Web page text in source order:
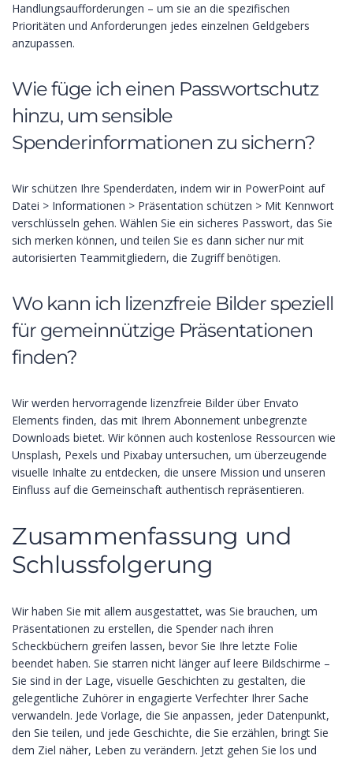
Handlungsaufforderungen – um sie an die spezifischen
Prioritäten und Anforderungen jedes einzelnen Geldgebers
anzupassen.
Wie füge ich einen Passwortschutz
hinzu, um sensible
Spenderinformationen zu sichern?
Wir schützen Ihre Spenderdaten, indem wir in PowerPoint auf
Datei > Informationen > Präsentation schützen > Mit Kennwort
verschlüsseln gehen. Wählen Sie ein sicheres Passwort, das Sie
sich merken können, und teilen Sie es dann sicher nur mit
autorisierten Teammitgliedern, die Zugriff benötigen.
Wo kann ich lizenzfreie Bilder speziell
für gemeinnützige Präsentationen
finden?
Wir werden hervorragende lizenzfreie Bilder über Envato
Elements finden, das mit Ihrem Abonnement unbegrenzte
Downloads bietet. Wir können auch kostenlose Ressourcen wie
Unsplash, Pexels und Pixabay untersuchen, um überzeugende
visuelle Inhalte zu entdecken, die unsere Mission und unseren
Einfluss auf die Gemeinschaft authentisch repräsentieren.
Zusammenfassung und
Schlussfolgerung
Wir haben Sie mit allem ausgestattet, was Sie brauchen, um
Präsentationen zu erstellen, die Spender nach ihren
Scheckbüchern greifen lassen, bevor Sie Ihre letzte Folie
beendet haben. Sie starren nicht länger auf leere Bildschirme –
Sie sind in der Lage, visuelle Geschichten zu gestalten, die
gelegentliche Zuhörer in engagierte Verfechter Ihrer Sache
verwandeln. Jede Vorlage, die Sie anpassen, jeder Datenpunkt,
den Sie teilen, und jede Geschichte, die Sie erzählen, bringt Sie
dem Ziel näher, Leben zu verändern. Jetzt gehen Sie los und